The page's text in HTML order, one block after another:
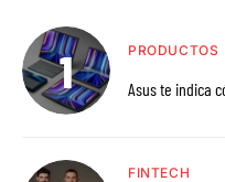
PRODUCTOS
Asus te indica
FINTECH